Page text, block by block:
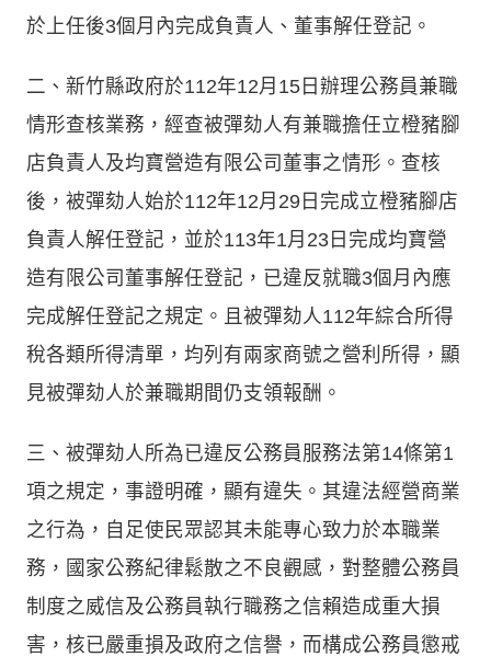
於上任後3個月內完成負責人、董事解任登記。
二、新竹縣政府於112年12月15日辦理公務員兼職
情形查核業務，經查被彈劾人有兼職擔任立橙豬腳
店負責人及均寶營造有限公司董事之情形。查核
後，被彈劾人始於112年12月29日完成立橙豬腳店
負責人解任登記，並於113年1月23日完成均寶營
造有限公司董事解任登記，已違反就職3個月內應
完成解任登記之規定。且被彈劾人112年綜合所得
稅各類所得清單，均列有兩家商號之營利所得，顯
見被彈劾人於兼職期間仍支領報酬。
三、被彈劾人所為已違反公務員服務法第14條第1
項之規定，事證明確，顯有違失。其違法經營商業
之行為，自足使民眾認其未能專心致力於本職業
務，國家公務紀律鬆散之不良觀感，對整體公務員
制度之威信及公務員執行職務之信賴造成重大損
害，核已嚴重損及政府之信譽，而構成公務員懲戒